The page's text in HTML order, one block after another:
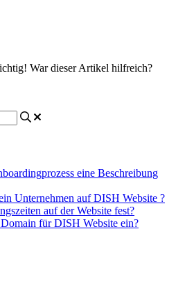
War dieser Artikel hilfreich?
eine Beschreibung
Unternehmen auf DISH Website ?
auf der Website fest?
für DISH Website ein?